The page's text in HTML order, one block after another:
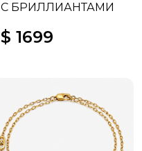
С БРИЛЛИАНТАМИ
$ 1699